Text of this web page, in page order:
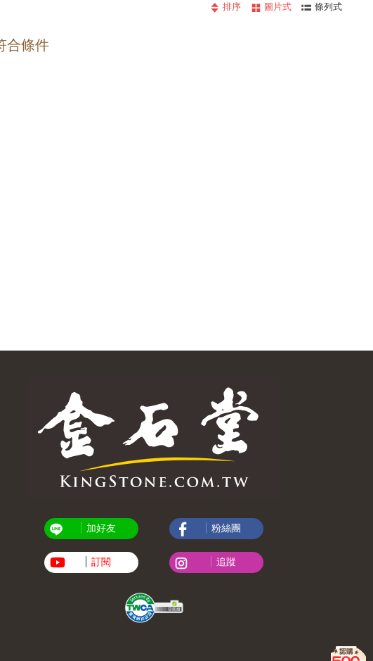
排序 圖片式 條列式
合條件
加好友
訂閱
粉絲團
追蹤